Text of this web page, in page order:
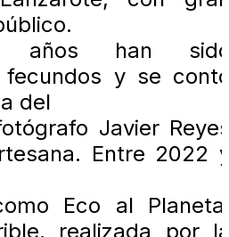
años han
fecundos y se
del
Javier
Entre 2022
Eco al
realizada por